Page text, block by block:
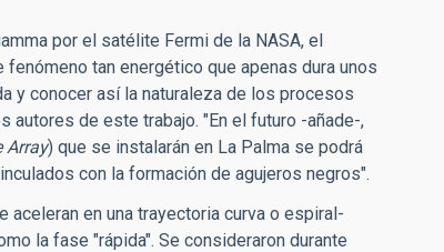
por el satélite Fermi de la NASA, el
tan energético que apenas dura unos
y conocer así la naturaleza de los procesos
de este trabajo. "En el futuro -añade-,
Array) que se instalarán en La Palma se podrá
con la formación de agujeros negros".
en una trayectoria curva o espiral-
la fase "rápida". Se consideraron durante